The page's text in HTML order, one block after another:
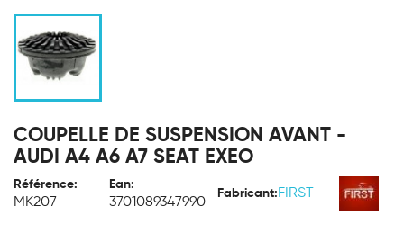
COUPELLE DE SUSPENSION AVANT -
AUDI A4 A6 A7 SEAT EXEO
Référence:
MK207
Ean:
3701089347990
Fabricant: FIRST